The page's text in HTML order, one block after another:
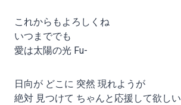
これからもよろしくね
いつまででも
愛は太陽の光 Fu-
日向が どこに 突然 現れようが
絶対 見つけて ちゃんと応援して欲しい